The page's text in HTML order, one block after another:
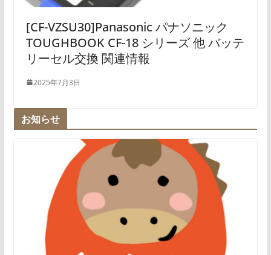
[CF-VZSU30]Panasonic パナソニック
TOUGHBOOK CF-18 シリーズ 他 バッテ
リーセル交換 関連情報
2025年7月3日
お知らせ